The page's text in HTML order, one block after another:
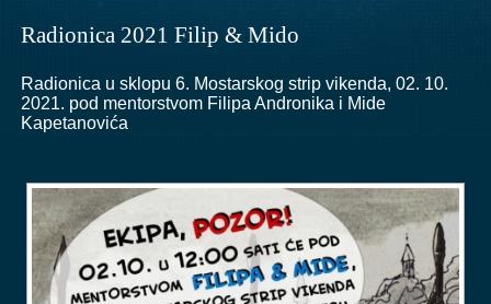
Radionica 2021 Filip & Mido
Radionica u sklopu 6. Mostarskog strip vikenda, 02. 10.
2021. pod mentorstvom Filipa Andronika i Mide
Kapetanovića